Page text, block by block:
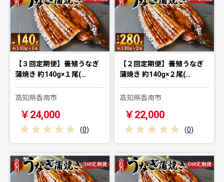
【３回定期便】養殖うなぎ
蒲焼き 約140g×１尾(…
高知県香南市
￥24,000
(0)
【２回定期便】養殖うなぎ
蒲焼き 約140g×２尾(…
高知県香南市
￥22,000
(0)